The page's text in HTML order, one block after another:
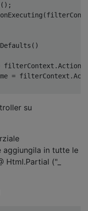
();
(
()
filterContext .
= filterContext .
su
aggiungila in tutte le
Html.Partial ("_